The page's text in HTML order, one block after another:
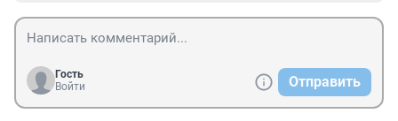
Гость
Войти
Отправить